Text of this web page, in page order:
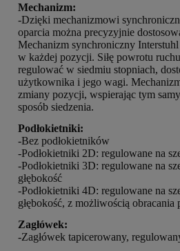
Mechanizm:
-Dzięki mechanizmowi
oparcia można precyzyjnie
Mechanizm synchroniczny
w każdej pozycji. Siłę powrotu
regulować w siedmiu stopniach,
użytkownika i jego wagi.
zmiany pozycji, wspierając tym
sposób siedzenia.
Podłokietniki:
-Bez podłokietników
-Podłokietniki 2D: regulowane na
-Podłokietniki 3D: regulowane na
głębokość
-Podłokietniki 4D: regulowane na
głębokość, z możliwością obracania
Zagłówek:
-Zagłówek tapicerowany,